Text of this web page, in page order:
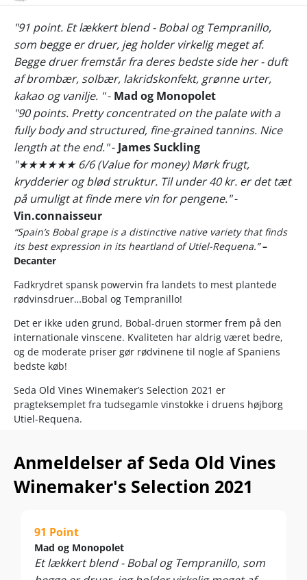
"91 point. Et lækkert blend - Bobal og Tempranillo,
som begge er druer, jeg holder virkelig meget af.
Begge druer fremstår fra deres bedste side her - duft
af brombær, solbær, lakridskonfekt, grønne urter,
kakao og vanilje. "- Mad og Monopolet
"90 points. Pretty concentrated on the palate with a
fully body and structured, fine-grained tannins. Nice
length at the end."- James Suckling
"★★★★★★ 6/6 (Value for money) Mørk frugt,
krydderier og blød struktur. Til under 40 kr. er det tæt
på umuligt at finde mere vin for pengene."-
Vin.connaisseur
“Spain’s Bobal grape is a distinctive native variety that finds
its best expression in its heartland of Utiel-Requena.”–
Decanter
Fadkrydret spansk powervin fra landets to mest plantede
rødvinsdruer…Bobal og Tempranillo!
Det er ikke uden grund, Bobal-druen stormer frem på den
internationale vinscene. Kvaliteten har aldrig været bedre,
og de moderate priser gør rødvinene til nogle af Spaniens
bedste køb!
Seda Old Vines Winemaker’s Selection 2021 er
pragteksemplet fra tudsegamle vinstokke i druens højborg
Utiel-Requena.
med Ribera del Duero-druen Tempranillo, der hæver
niveauet med ekstra power, kompleksitet og op mod 15 %
alkohol.
luksusmodning på små egefade, der fuldender smagen med
udsøgte spanske krydderier og silkebløde taninner...
TOPKØB!
“Seda captures the grace and artistry of traditional Spanish
Anmeldelser af Seda Old Vines
Winemaker's Selection 2021
91 Point
Mad og Monopolet
Et lækkert blend - Bobal og Tempranillo, som